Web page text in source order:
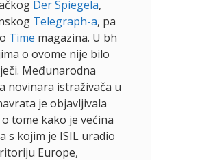
Der Spiegela,
Telegraph-a, pa
Time magazina. U bh
o ovome nije bilo
Međunarodna
novinara istraživača u
je objavljivala
tome kako je većina
s kojim je ISIL uradio
Europe,